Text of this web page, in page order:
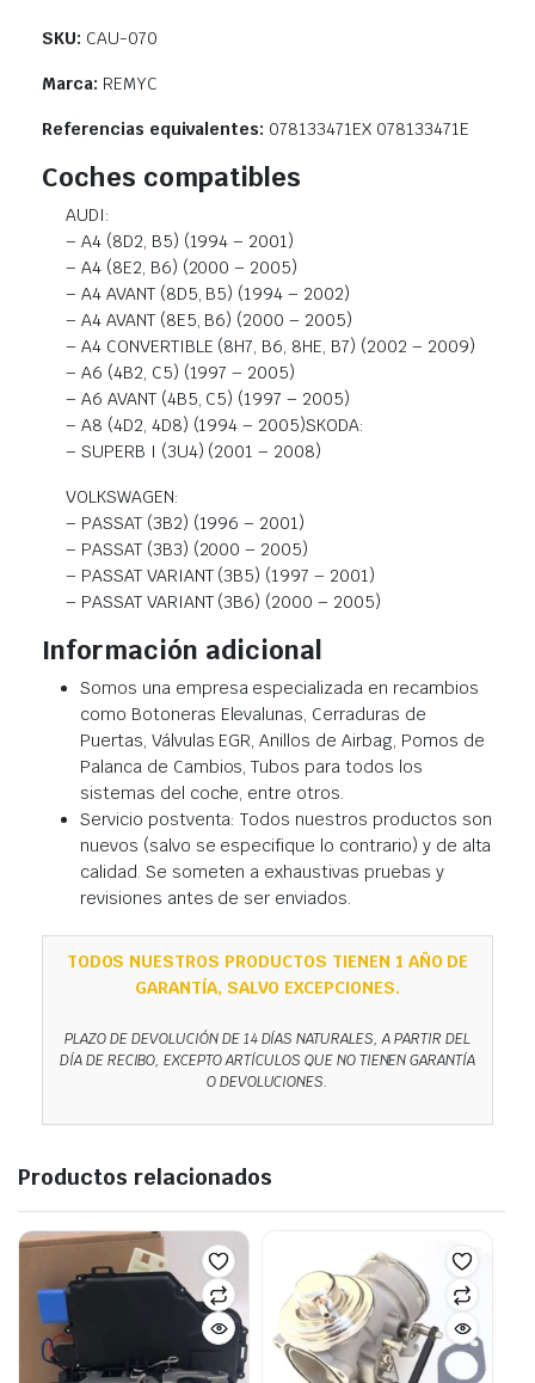
SKU: CAU-070
Marca: REMYC
Referencias equivalentes: 078133471EX 078133471E
Coches compatibles
AUDI:
– A4 (8D2, B5) (1994 – 2001)
– A4 (8E2, B6) (2000 – 2005)
– A4 AVANT (8D5, B5) (1994 – 2002)
– A4 AVANT (8E5, B6) (2000 – 2005)
– A4 CONVERTIBLE (8H7, B6, 8HE, B7) (2002 – 2009)
– A6 (4B2, C5) (1997 – 2005)
– A6 AVANT (4B5, C5) (1997 – 2005)
– A8 (4D2, 4D8) (1994 – 2005)SKODA:
– SUPERB I (3U4) (2001 – 2008)
VOLKSWAGEN:
– PASSAT (3B2) (1996 – 2001)
– PASSAT (3B3) (2000 – 2005)
– PASSAT VARIANT (3B5) (1997 – 2001)
– PASSAT VARIANT (3B6) (2000 – 2005)
Información adicional
Somos una empresa especializada en recambios
como Botoneras Elevalunas, Cerraduras de
Puertas, Válvulas EGR, Anillos de Airbag, Pomos de
Palanca de Cambios, Tubos para todos los
sistemas del coche, entre otros.
Servicio postventa: Todos nuestros productos son
nuevos (salvo se especifique lo contrario) y de alta
calidad. Se someten a exhaustivas pruebas y
revisiones antes de ser enviados.
TODOS NUESTROS PRODUCTOS TIENEN 1 AÑO DE
GARANTÍA, SALVO EXCEPCIONES.
PLAZO DE DEVOLUCIÓN DE 14 DÍAS NATURALES, A PARTIR DEL
DÍA DE RECIBO, EXCEPTO ARTÍCULOS QUE NO TIENEN GARANTÍA
O DEVOLUCIONES.
Productos relacionados